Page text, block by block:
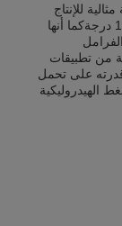
للإنتاج
الصناعي.يسمح بزوايا الانحناء الدقيقة تصل إلى 135 درجةكما أنها
آلة الفرامل
من تطبيقات
على تحمل
الهيدروليكية